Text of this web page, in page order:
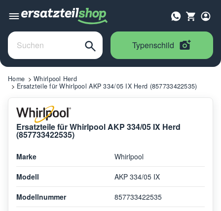
Typenschild
Home
Whirlpool Herd
Ersatzteile für Whirlpool AKP 334/05 IX Herd (857733422535)
Ersatzteile für Whirlpool AKP 334/05 IX Herd
(857733422535)
Marke Whirlpool
Modell AKP 334/05 IX
Modellnummer 857733422535